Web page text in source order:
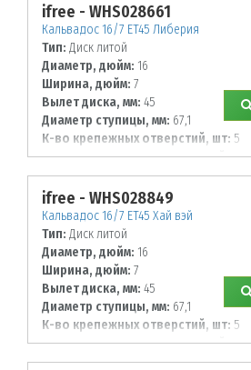
ifree - WHS028661
Кальвадос 16/7 ET45 Либерия
Тип: Диск литой
Диаметр, дюйм: 16
Ширина, дюйм: 7
Вылет диска, мм: 45
Диаметр ступицы, мм: 67,1
К-во крепежных отверстий, шт: 5
Диаметр располож. отверстий, мм:
114,3
ifree - WHS028849
Кальвадос 16/7 ET45 Хай вэй
Тип: Диск литой
Диаметр, дюйм: 16
Ширина, дюйм: 7
Вылет диска, мм: 45
Диаметр ступицы, мм: 67,1
К-во крепежных отверстий, шт: 5
Диаметр располож. отверстий, мм:
114,3